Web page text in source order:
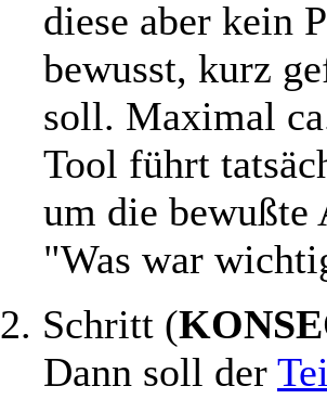
diese aber kein
bewusst, kurz
soll. Maximal
Tool führt
um die bewußte
"Was war
2. Schritt (
Dann soll der